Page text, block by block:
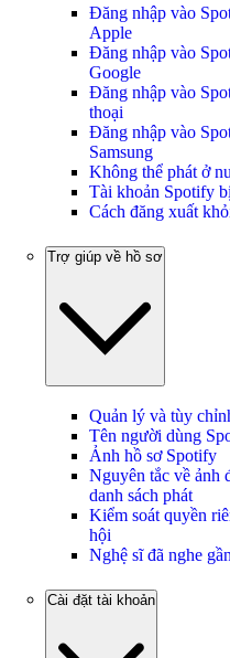
Đăng nhập vào
Apple
Đăng nhập vào
Google
Đăng nhập vào
thoại
Đăng nhập vào
Samsung
Không thể phát ở
Tài khoản Spotify
Cách đăng xuất
Trợ giúp về hồ sơ
Quản lý và tùy
Tên người dùng
Ảnh hồ sơ Spotify
Nguyên tắc về ảnh
danh sách phát
Kiểm soát quyền
hội
Nghệ sĩ đã nghe
Cài đặt tài khoản